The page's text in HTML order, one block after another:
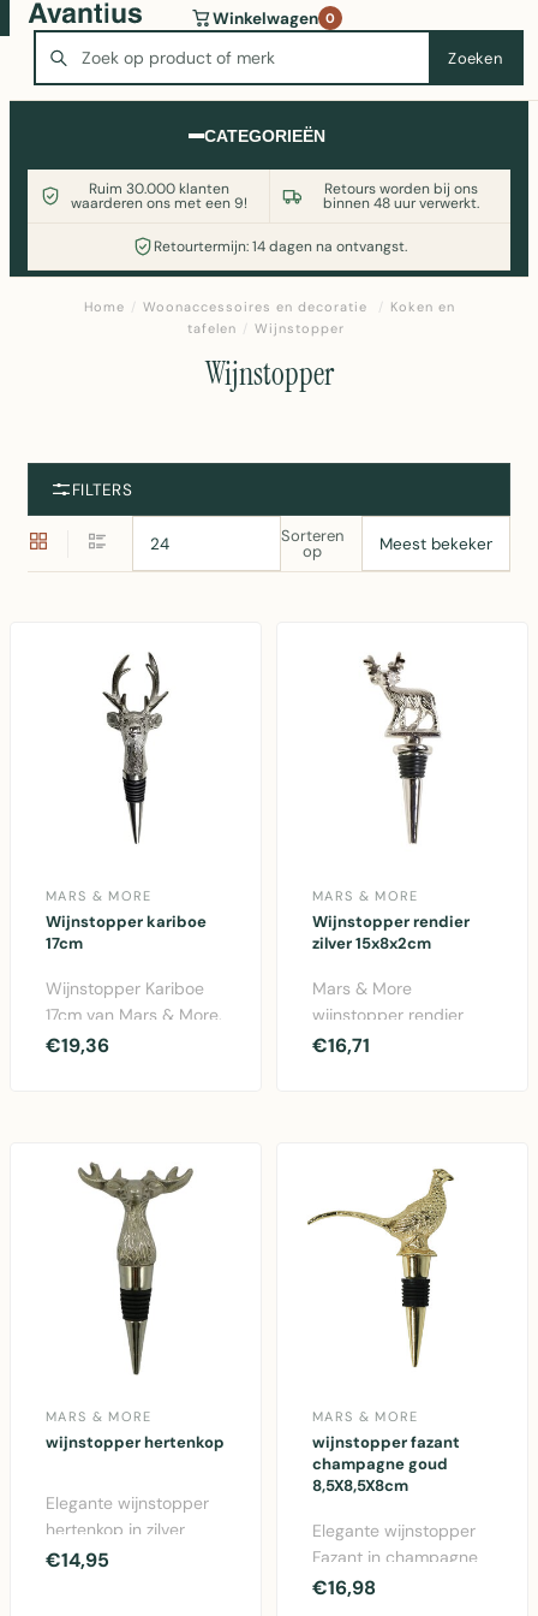
Zoeken
Winkelwagen 0
CATEGORIEËN
Ruim 30.000 klanten
waarderen ons met een 9!
Retours worden bij ons
binnen 48 uur verwerkt.
Retourtermijn: 14 dagen na ontvangst.
Wasmachine of koelkast nodig? Vergelijk alle prijzen op
Witgoedaanbod.nl
Home / Woonaccessoires en decoratie / Koken en
tafelen / Wijnstopper
Wijnstopper
FILTERS
Sorteren
op
MARS & MORE
Wijnstopper kariboe
17cm
Wijnstopper Kariboe
17cm van Mars & More.
Zilver aluminium
€19,36
MARS & MORE
Wijnstopper rendier
zilver 15x8x2cm
Mars & More
wijnstopper rendier
zilver - aluminium,
€16,71
MARS & MORE
wijnstopper hertenkop
Elegante wijnstopper
hertenkop in zilver
aluminium. Stijlvolle
€14,95
MARS & MORE
wijnstopper fazant
champagne goud
8,5X8,5X8cm
Elegante wijnstopper
Fazant in champagne
goud van Mars & More.
€16,98